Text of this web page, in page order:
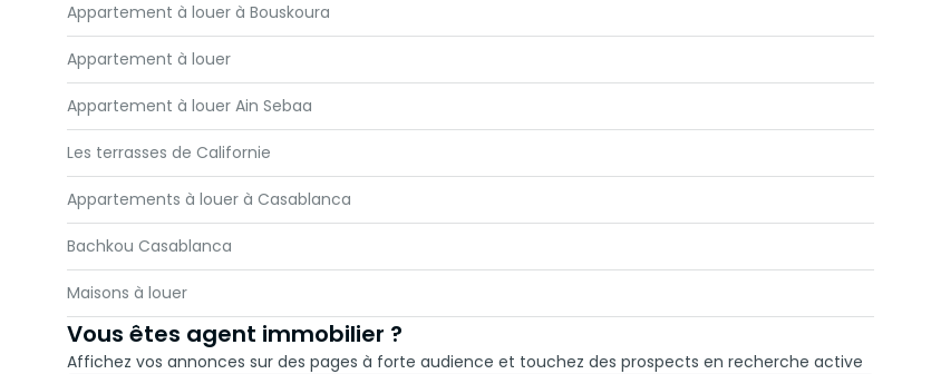
Appartement à louer à Bouskoura
Appartement à louer
Appartement à louer Ain Sebaa
Les terrasses de Californie
Appartements à louer à Casablanca
Bachkou Casablanca
Maisons à louer
Vous êtes agent immobilier ?
Affichez vos annonces sur des pages à forte audience et touchez des prospects en recherche active